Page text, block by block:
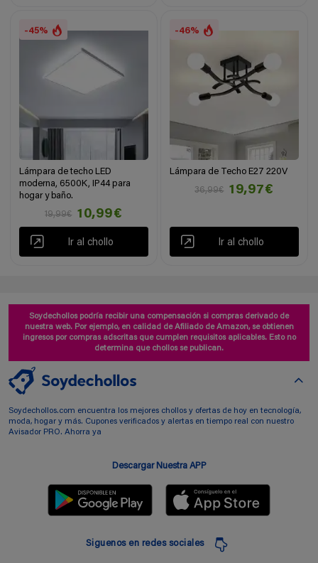
-45%
Lámpara de techo LED
moderna, 6500K, IP44 para
hogar y baño.
19,99€
10,99€
Ir al chollo
-46%
Lámpara de Techo E27 220V
36,99€
19,97€
Ir al chollo
Soydechollos podría recibir una compensación si compras derivado de
nuestra web. Por ejemplo, en calidad de Afiliado de Amazon, se obtienen
ingresos por compras adscritas que cumplen requisitos aplicables. Esto no
determina que chollos se publican.
Soydechollos.com encuentra los mejores chollos y ofertas de hoy en tecnología,
moda, hogar y más. Cupones verificados y alertas en tiempo real con nuestro
Avisador PRO. Ahorra ya
Descargar Nuestra APP
Siguenos en redes sociales